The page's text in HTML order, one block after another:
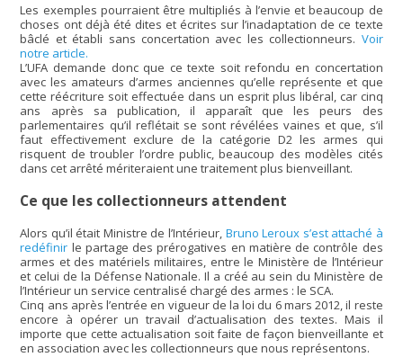
Les exemples pourraient être multipliés à l’envie et beaucoup de
choses ont déjà été dites et écrites sur l’inadaptation de ce texte
bâclé et établi sans concertation avec les collectionneurs. Voir
notre article.
L’UFA demande donc que ce texte soit refondu en concertation
avec les amateurs d’armes anciennes qu’elle représente et que
cette réécriture soit effectuée dans un esprit plus libéral, car cinq
ans après sa publication, il apparaît que les peurs des
parlementaires qu’il reflétait se sont révélées vaines et que, s’il
faut effectivement exclure de la catégorie D2 les armes qui
risquent de troubler l’ordre public, beaucoup des modèles cités
dans cet arrêté mériteraient une traitement plus bienveillant.
Ce que les collectionneurs attendent
Alors qu’il était Ministre de l’Intérieur, Bruno Leroux s’est attaché à
redéfinir le partage des prérogatives en matière de contrôle des
armes et des matériels militaires, entre le Ministère de l’Intérieur
et celui de la Défense Nationale. Il a créé au sein du Ministère de
l’Intérieur un service centralisé chargé des armes : le SCA.
Cinq ans après l’entrée en vigueur de la loi du 6 mars 2012, il reste
encore à opérer un travail d’actualisation des textes. Mais il
importe que cette actualisation soit faite de façon bienveillante et
en association avec les collectionneurs que nous représentons.